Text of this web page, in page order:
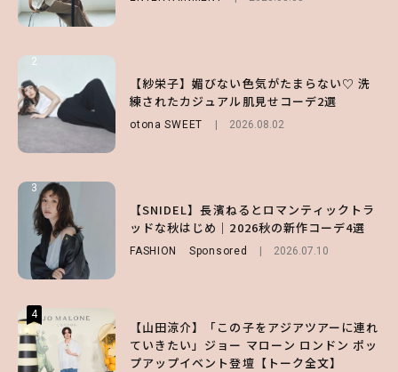
2
【紗栄子】媚びない色気がたまらない♡ 洗
練されたカジュアル肌見せコーデ2選
otona SWEET 2026.08.02
3
【SNIDEL】長濱ねるとロマンティックトラ
ッドな秋はじめ｜2026秋の新作コーデ4選
FASHION Sponsored 2026.07.10
4
【山田涼介】「この子をアジアツアーに連れ
ていきたい」ジョー マローン ロンドン ポッ
プアップイベント登壇【トーク全文】
2026.07.31
2
【大原優乃】夏メイクはプレイフルに！ドキ
ッとしちゃう色っぽ“うるみ目”のつくり方
BEAUTY 2026.08.01
3
キープの秘訣や夏の過ごし方など独占インタ
ビュー！
ENTERTAINMENT 2026.07.31
4
【スタバ】約160通りのカスタマイズができ
る⁉ 39店舗限定『My フルーツ³ フラペチー
ノ®』を徹底レポ♡
2
【付録】総柄ハローキティが可愛すぎ♡ 紀
ノ国屋コラボの“優秀保冷バッグ”は夏の強
い味方！【オトナミューズ9月号増刊】
2026.07.12
3
げなく肌見せ！透け感のニュアンスを楽しめ
るマストハブアイテム4選
4
【ハローキティ】がスシローと初コラボ♡
第1弾の気になるメニュー＆限定グッズを総
チェック！